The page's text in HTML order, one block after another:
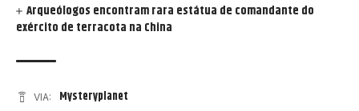
Arqueólogos encontram rara estátua de comandante do
exército de terracota na China
VIA: Mysteryplanet